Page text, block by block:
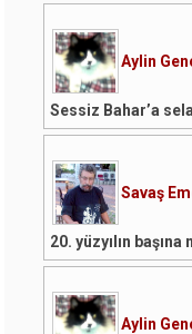
Aylin
Sessiz Bahar’a
Savaş
20. yüzyılın
Aylin